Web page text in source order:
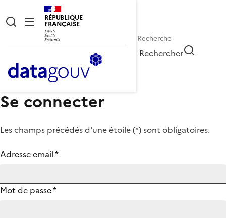
RÉPUBLIQUE
FRANÇAISE
Rechercher
Se connecter
Les champs précédés d'une étoile (*) sont obligatoires.
Adresse email*
Mot de passe*